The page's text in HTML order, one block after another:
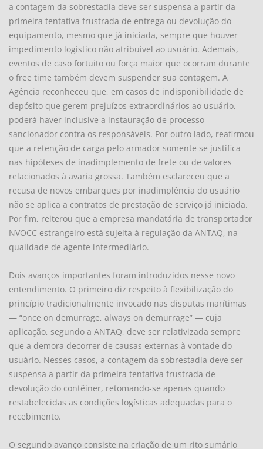
a contagem da sobrestadia deve ser suspensa a partir da
primeira tentativa frustrada de entrega ou devolução do
equipamento, mesmo que já iniciada, sempre que houver
impedimento logístico não atribuível ao usuário. Ademais,
eventos de caso fortuito ou força maior que ocorram durante
o free time também devem suspender sua contagem. A
Agência reconheceu que, em casos de indisponibilidade de
depósito que gerem prejuízos extraordinários ao usuário,
poderá haver inclusive a instauração de processo
sancionador contra os responsáveis. Por outro lado, reafirmou
que a retenção de carga pelo armador somente se justifica
nas hipóteses de inadimplemento de frete ou de valores
relacionados à avaria grossa. Também esclareceu que a
recusa de novos embarques por inadimplência do usuário
não se aplica a contratos de prestação de serviço já iniciada.
Por fim, reiterou que a empresa mandatária de transportador
NVOCC estrangeiro está sujeita à regulação da ANTAQ, na
qualidade de agente intermediário.
Dois avanços importantes foram introduzidos nesse novo
entendimento. O primeiro diz respeito à flexibilização do
princípio tradicionalmente invocado nas disputas marítimas
— “once on demurrage, always on demurrage” — cuja
aplicação, segundo a ANTAQ, deve ser relativizada sempre
que a demora decorrer de causas externas à vontade do
usuário. Nesses casos, a contagem da sobrestadia deve ser
suspensa a partir da primeira tentativa frustrada de
devolução do contêiner, retomando-se apenas quando
restabelecidas as condições logísticas adequadas para o
recebimento.
O segundo avanço consiste na criação de um rito sumário